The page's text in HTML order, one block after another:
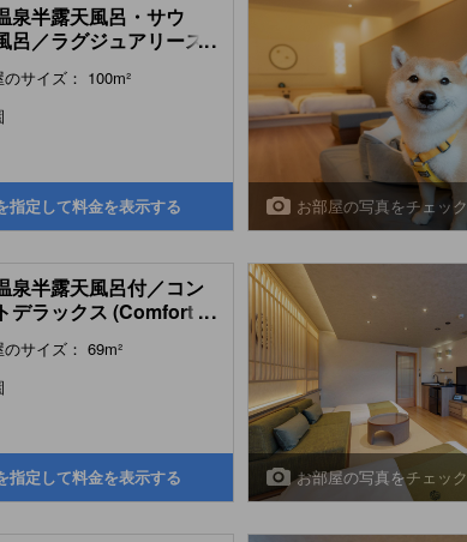
泉半露天風呂・サウ
呂／ラグジュアリース
Luxury Suite
Open-air Hot Spring
& Cold Water
...
サイズ： 100m²
指定して料金を表示する お部屋の写真をチェック
泉半露天風呂付／コン
デラックス (Comfort
with Semi Open-
Bath (Main
...
サイズ： 69m²
指定して料金を表示する お部屋の写真をチェック